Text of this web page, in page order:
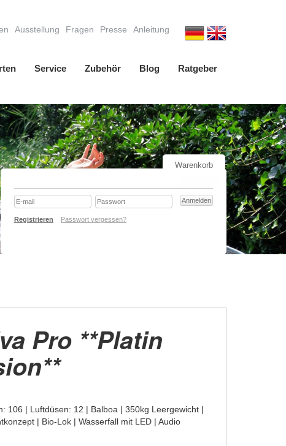
Service Zubehör Blog Ratgeber
Ausstellung Fragen Presse Anleitung
Warenkorb
Registrieren Passwort vergessen?
Pro **Platin
106 | Luftdüsen: 12 | Balboa | 350kg Leergewicht |
| Bio-Lok | Wasserfall mit LED | Audio